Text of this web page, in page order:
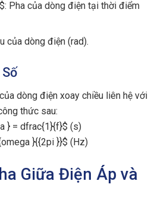
Pha của dòng điện tại thời điểm
của dòng điện (rad).
dòng điện xoay chiều liên hệ với
thức sau:
} = dfrac{1}{f}$ (s)
}{{2pi }}$ (Hz)
Giữa Điện Áp và